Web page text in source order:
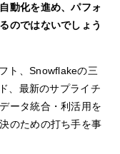
動化を進め、パフォ
のではないでしょう
ト、Snowflakeの三
、最新のサプライチ
ータ統合・利活用を
のための打ち手を事